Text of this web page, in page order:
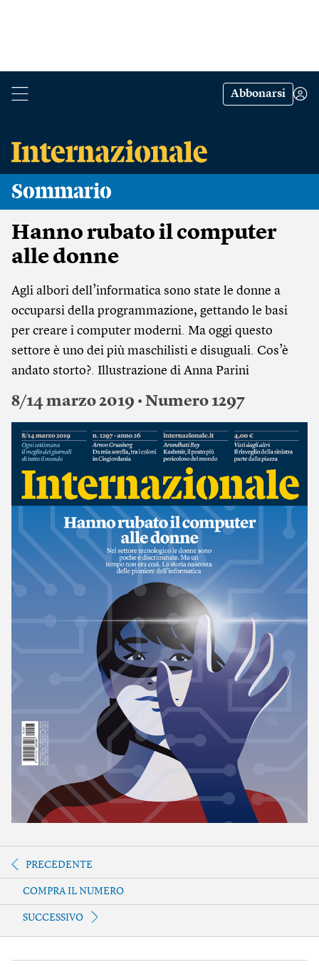
Abbonarsi
Sommario
Hanno rubato il computer
alle donne
Agli albori dell’informatica sono state le donne a
occuparsi della programmazione, gettando le basi
per creare i computer moderni. Ma oggi questo
settore è uno dei più maschilisti e disuguali. Cos’è
andato storto?. Illustrazione di Anna Parini
8/14 marzo 2019 • Numero 1297
PRECEDENTE
COMPRA IL NUMERO
SUCCESSIVO